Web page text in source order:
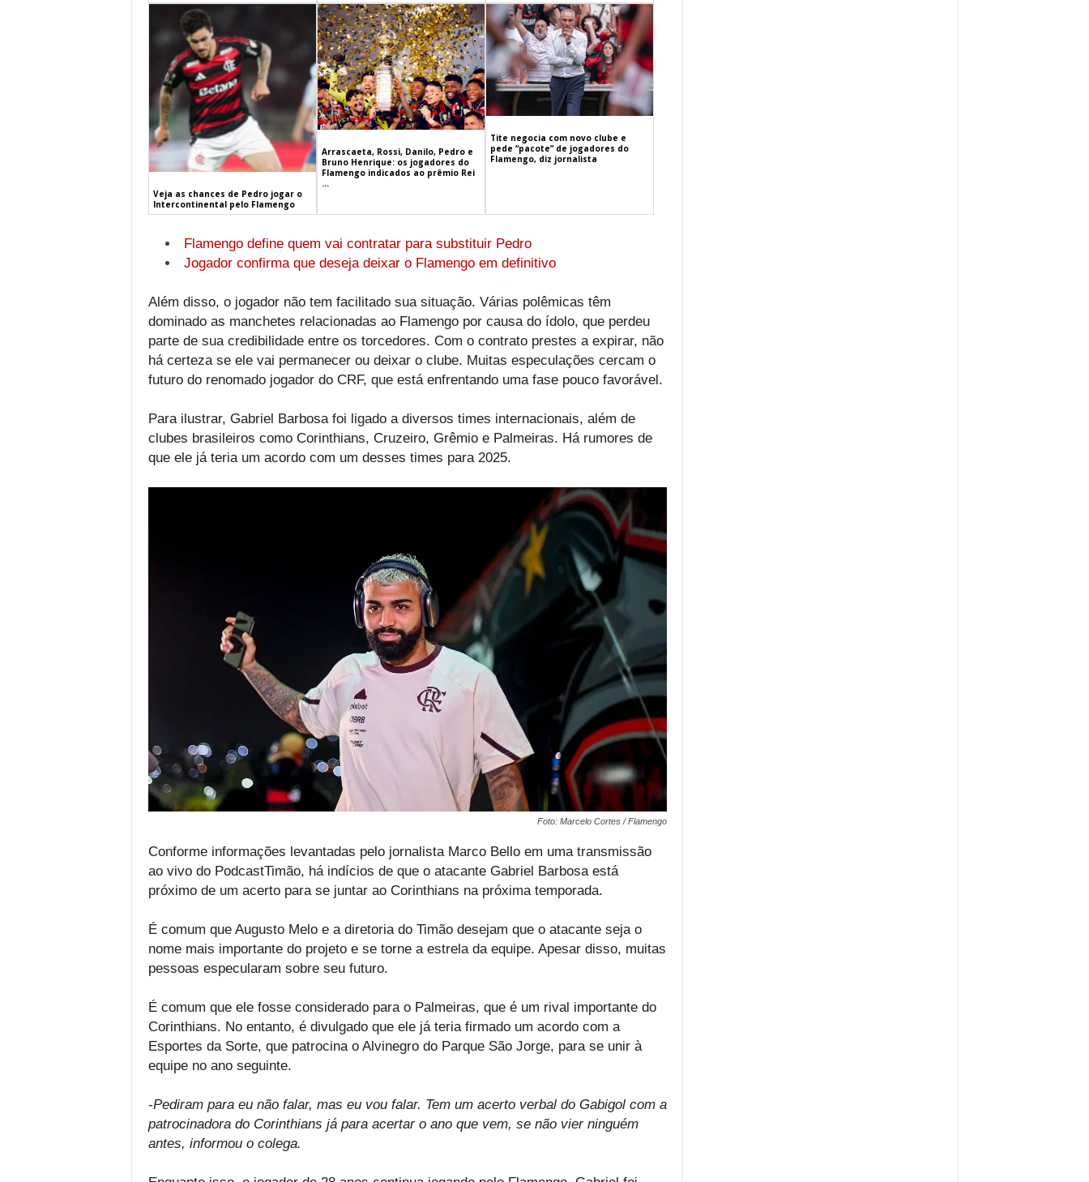
Veja as chances de Pedro jogar o
Intercontinental pelo Flamengo
Arrascaeta, Rossi, Danilo, Pedro e
Bruno Henrique: os jogadores do
Flamengo indicados ao prêmio Rei
...
Tite negocia com novo clube e
pede “pacote” de jogadores do
Flamengo, diz jornalista
Flamengo define quem vai contratar para substituir Pedro
Jogador confirma que deseja deixar o Flamengo em definitivo
Além disso, o jogador não tem facilitado sua situação. Várias polêmicas têm
dominado as manchetes relacionadas ao Flamengo por causa do ídolo, que perdeu
parte de sua credibilidade entre os torcedores. Com o contrato prestes a expirar, não
há certeza se ele vai permanecer ou deixar o clube. Muitas especulações cercam o
futuro do renomado jogador do CRF, que está enfrentando uma fase pouco favorável.
Para ilustrar, Gabriel Barbosa foi ligado a diversos times internacionais, além de
clubes brasileiros como Corinthians, Cruzeiro, Grêmio e Palmeiras. Há rumores de
que ele já teria um acordo com um desses times para 2025.
Foto: Marcelo Cortes / Flamengo
Conforme informações levantadas pelo jornalista Marco Bello em uma transmissão
ao vivo do PodcastTimão, há indícios de que o atacante Gabriel Barbosa está
próximo de um acerto para se juntar ao Corinthians na próxima temporada.
É comum que Augusto Melo e a diretoria do Timão desejam que o atacante seja o
nome mais importante do projeto e se torne a estrela da equipe. Apesar disso, muitas
pessoas especularam sobre seu futuro.
É comum que ele fosse considerado para o Palmeiras, que é um rival importante do
Corinthians. No entanto, é divulgado que ele já teria firmado um acordo com a
Esportes da Sorte, que patrocina o Alvinegro do Parque São Jorge, para se unir à
equipe no ano seguinte.
-Pediram para eu não falar, mas eu vou falar. Tem um acerto verbal do Gabigol com a
patrocinadora do Corinthians já para acertar o ano que vem, se não vier ninguém
antes, informou o colega.